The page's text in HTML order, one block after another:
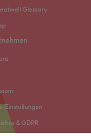
Glossary
Einstellungen
& GDPR